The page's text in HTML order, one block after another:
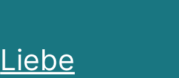
Liebe